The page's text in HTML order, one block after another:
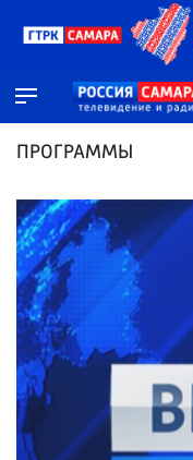
ПРОГРАММЫ